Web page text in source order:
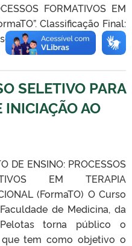
FORMATIVOS EM
Classificação Final:
Seletivo 2025
SELETIVO PARA
AO
DE ENSINO: PROCESSOS
EM TERAPIA
(FormaTO) O Curso
de Medicina, da
torna público o
que tem como objetivo o